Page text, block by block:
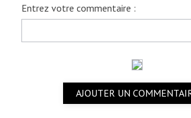
Entrez votre commentaire :
AJOUTER UN